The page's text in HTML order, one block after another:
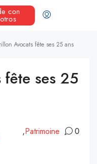
con
Avocats fête ses 25 ans
ses 25
,Patrimoine 0